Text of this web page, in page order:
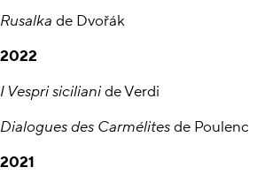
Rusalka de Dvořák
2022
I Vespri sicilianide Verdi
Dialogues des Carmélitesde Poulenc
2021